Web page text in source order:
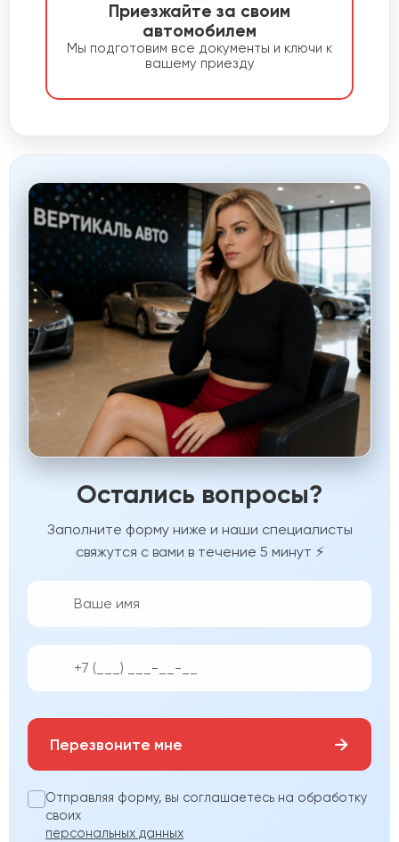
Приезжайте за своим
автомобилем
Мы подготовим все документы и ключи к
вашему приезду
Остались вопросы?
Заполните форму ниже и наши специалисты
свяжутся с вами в течение 5 минут ⚡
Перезвоните мне →
Отправляя форму, вы соглашаетесь на обработку
своих
персональных данных